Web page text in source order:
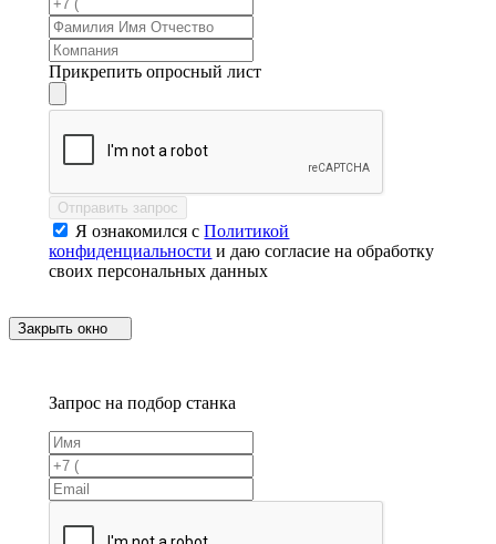
Прикрепить опросный лист
Отправить запрос
Я ознакомился сПолитикой
конфиденциальности и даю согласие на обработку
своих персональных данных
Закрыть окно
Запрос на подбор станка